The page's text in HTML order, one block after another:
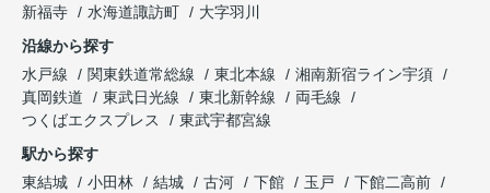
新福寺
水海道諏訪町
大字羽川
沿線から探す
水戸線
関東鉄道常総線 東北本線
湘南新宿ライン宇須
真岡鉄道
東武日光線 東北新幹線
両毛線
つくばエクスプレス
東武宇都宮線
駅から探す
東結城
小田林 結城 古河 下館 玉戸
下館二高前